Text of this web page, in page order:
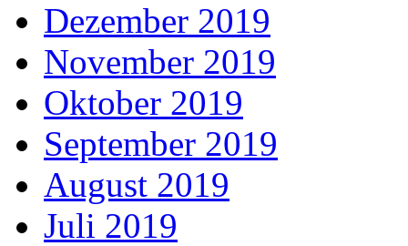
Dezember 2019
November 2019
Oktober 2019
September 2019
August 2019
Juli 2019